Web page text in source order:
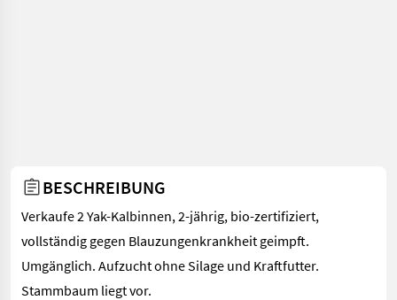
BESCHREIBUNG
Verkaufe 2 Yak-Kalbinnen, 2-jährig, bio-zertifiziert,
vollständig gegen Blauzungenkrankheit geimpft.
Umgänglich. Aufzucht ohne Silage und Kraftfutter.
Stammbaum liegt vor.